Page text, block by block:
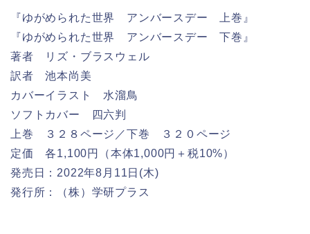
『ゆがめられた世界 アンバースデー 上巻』
『ゆがめられた世界 アンバースデー 下巻』
著者 リズ・ブラスウェル
訳者 池本尚美
カバーイラスト 水溜鳥
ソフトカバー 四六判
上巻 ３２８ページ／下巻 ３２０ページ
定価 各1,100円（本体1,000円＋税10%）
発売日：2022年8月11日(木)
発行所：（株）学研プラス